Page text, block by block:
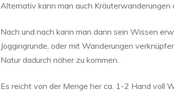
Alternativ kann man auch Kräuterwanderungen
Nach und nach kann man dann sein Wissen
Joggingrunde, oder mit Wanderungen
Natur dadurch näher zu kommen.
Es reicht von der Menge her ca. 1-2 Hand voll